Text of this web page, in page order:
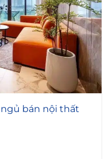
bán nội thất